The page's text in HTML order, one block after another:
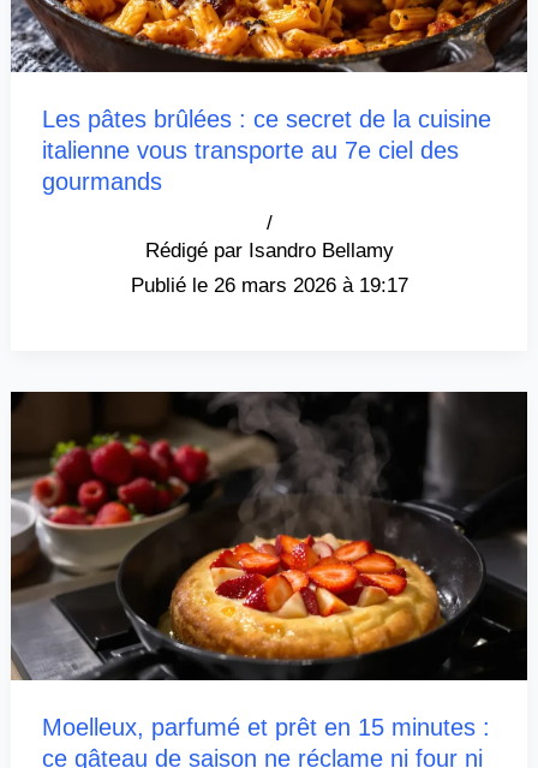
Les pâtes brûlées : ce secret de la cuisine
italienne vous transporte au 7e ciel des
gourmands
Isandro Bellamy
/
26 mars 2026 à 19:17
Moelleux, parfumé et prêt en 15 minutes :
ce gâteau de saison ne réclame ni four ni